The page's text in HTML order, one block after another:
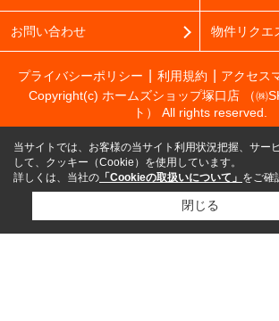
お問い合わせ 物件リクエ
プライバシーポリシー 利用規約 アクセス
Copyright(c) ホームズショップ塚口店 （㈱
ト） All rights reserved.
当サイトでは、お客様の当サイト利用状況把握、サー
して、クッキー（Cookie）を使用しています。
詳しくは、当社の 「Cookieの取扱いについて」 をご確
閉じる